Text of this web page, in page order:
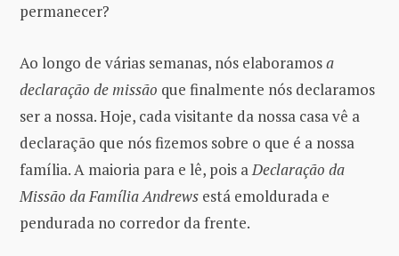
permanecer?
Ao longo de várias semanas, nós elaboramosa
declaração de missão que finalmente nós declaramos
ser a nossa. Hoje, cada visitante da nossa casa vê a
declaração que nós fizemos sobre o que é a nossa
família. A maioria para e lê, pois aDeclaração da
Missão da FamíliaAndrews está emoldurada e
pendurada no corredor da frente.